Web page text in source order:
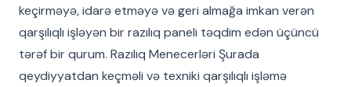
keçirməyə, idarə etməyə və geri almağa imkan verən
qarşılıqlı işləyən bir razılıq paneli təqdim edən üçüncü
tərəf bir qurum. Razılıq Menecerləri Şurada
qeydiyyatdan keçməli və texniki qarşılıqlı işləmə